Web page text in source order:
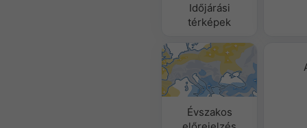
Időjárási
térképek
Évszakos